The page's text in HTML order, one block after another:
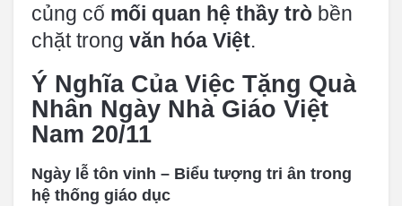
củng cố mối quan hệ thầy trò bền
chặt trong văn hóa Việt.
Ý Nghĩa Của Việc Tặng Quà
Nhân Ngày Nhà Giáo Việt
Nam 20/11
Ngày lễ tôn vinh – Biểu tượng tri ân trong
hệ thống giáo dục